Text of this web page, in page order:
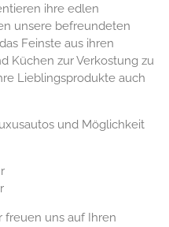
ihre edlen
unsere befreundeten
Feinste aus ihren
Küchen zur Verkostung zu
Lieblingsprodukte auch
und Möglichkeit
freuen uns auf Ihren